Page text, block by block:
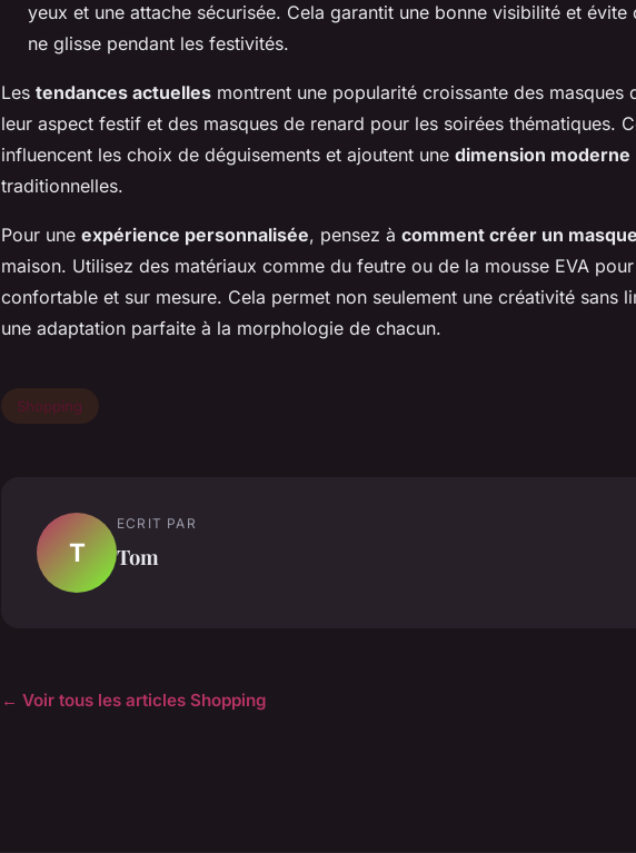
yeux et une attache sécurisée. Cela garantit une bonne visibilité et évite
ne glisse pendant les festivités.
Les tendances actuelles montrent une popularité croissante des masques
leur aspect festif et des masques de renard pour les soirées thématiques.
influencent les choix de déguisements et ajoutent une dimension moderne
traditionnelles.
Pour une expérience personnalisée, pensez à comment créer un
maison. Utilisez des matériaux comme du feutre ou de la mousse EVA
confortable et sur mesure. Cela permet non seulement une créativité sans
une adaptation parfaite à la morphologie de chacun.
Shopping
T
ECRIT PAR
Tom
← Voir tous les articles Shopping